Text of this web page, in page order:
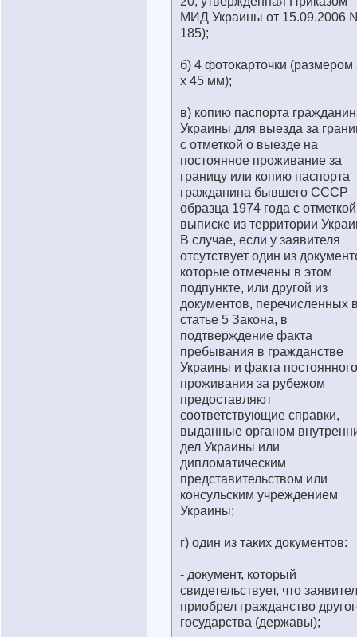
МИД Украины от 15.09.2006
185);
б) 4 фотокарточки (размером
х 45 мм);
в) копию паспорта
Украины для выезда за
с отметкой о выезде на
постоянное проживание за
границу или копию паспорта
гражданина бывшего СССР
образца 1974 года с
выписке из территории
В случае, если у заявителя
отсутствует один из
которые отмечены в этом
подпункте, или другой из
документов, перечисленных
статье 5 Закона, в
подтверждение факта
пребывания в гражданстве
Украины и факта постоянного
проживания за рубежом
предоставляют
соответствующие справки,
выданные органом
дел Украины или
дипломатическим
представительством или
консульским учреждением
Украины;
г) один из таких документов:
- документ, который
свидетельствует, что
приобрел гражданство
государства (державы);